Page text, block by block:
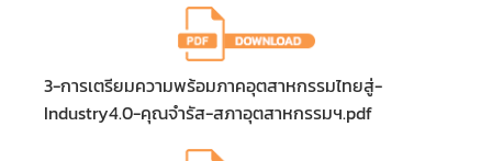
3-การเตรียมความพร้อมภาคอุตสาหกรรมไทยสู่-
Industry4.0-คุณจำรัส-สภาอุตสาหกรรมฯ.pdf